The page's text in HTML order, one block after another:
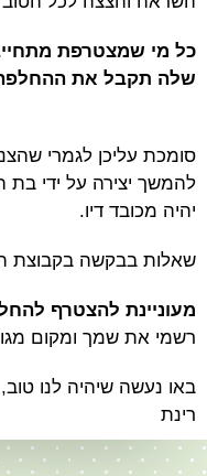
כל מי שמצטרפת
שלה תקבל את
סומכת עליכן לגמרי
להמשך יצירה על ידי בת
יהיה מכובד דיו.
שאלות בבקשה בקבוצת
מעוניינת להצטרף להחלפה
רשמי את שמך ומקום
באו נעשה שיהיה לנו טוב,
רינת